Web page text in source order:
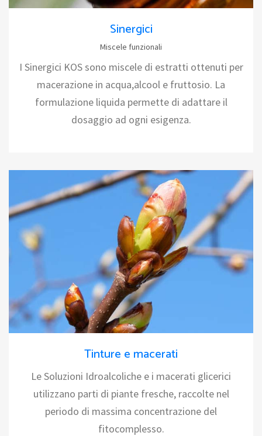
Sinergici
Miscele funzionali
I Sinergici KOS sono miscele di estratti ottenuti per
macerazione in acqua,alcool e fruttosio. La
formulazione liquida permette di adattare il
dosaggio ad ogni esigenza.
Tinture e macerati
Le Soluzioni Idroalcoliche e i macerati glicerici
utilizzano parti di piante fresche, raccolte nel
periodo di massima concentrazione del
fitocomplesso.